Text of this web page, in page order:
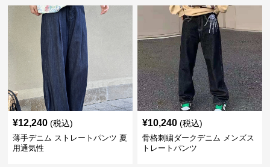
¥12,240 (税込)
薄手デニム ストレートパンツ 夏
用通気性
¥10,240 (税込)
骨格刺繍ダークデニム メンズス
トレートパンツ